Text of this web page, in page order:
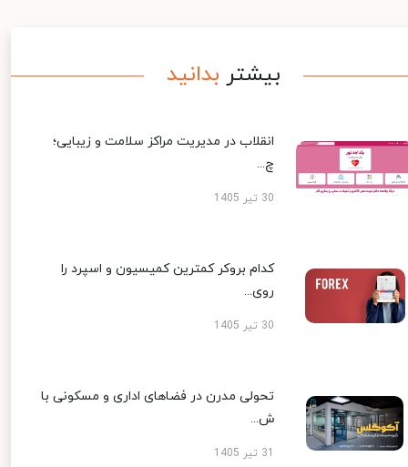
بیشتر بدانید
انقلاب در مدیریت مراکز سلامت و زیبایی؛
چ...
30 تیر 1405
کدام بروکر کمترین کمیسیون و اسپرد را
روی...
30 تیر 1405
تحولی مدرن در فضاهای اداری و مسکونی با
ش...